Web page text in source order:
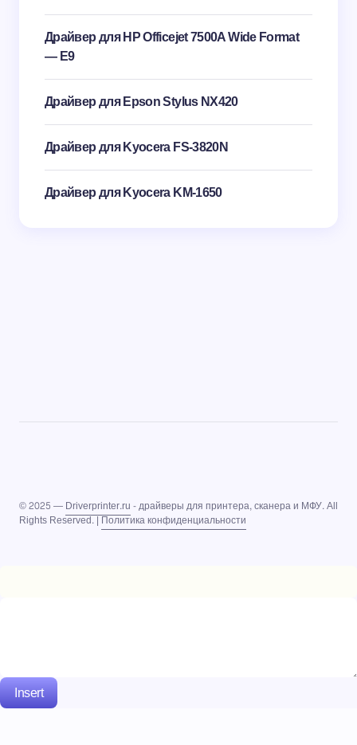
Драйвер для HP Officejet 7500A Wide Format
— E9
Драйвер для Epson Stylus NX420
Драйвер для Kyocera FS-3820N
Драйвер для Kyocera KM-1650
© 2025 —Driverprinter.ru- драйверы для принтера, сканера и МФУ. All
Rights Reserved. |Политика конфиденциальности
Insert